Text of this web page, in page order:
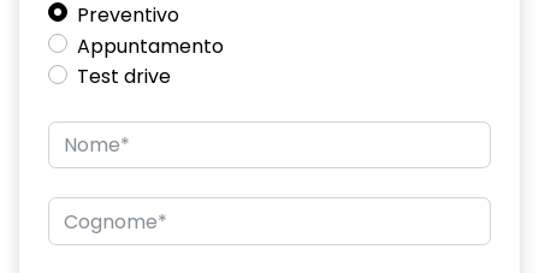
Preventivo
Appuntamento
Test drive